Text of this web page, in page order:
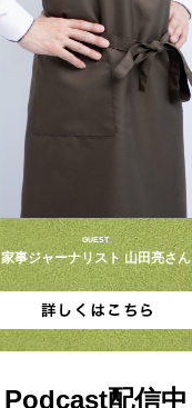
GUEST
家事ジャーナリスト 山田亮さん
Podcast配信中